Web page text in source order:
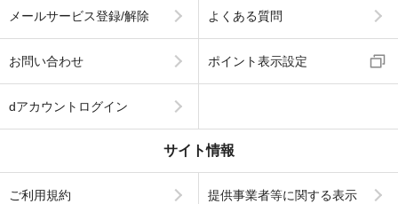
メールサービス登録/解除 よくある質問
お問い合わせ ポイント表示設定
dアカウントログイン
サイト情報
ご利用規約 提供事業者等に関する表示